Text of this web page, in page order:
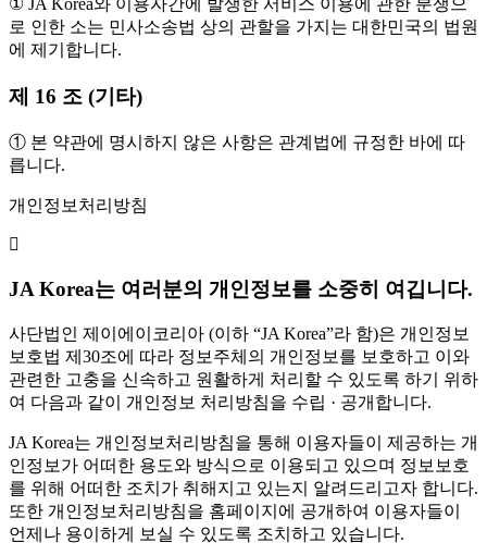
① JA Korea와 이용자간에 발생한 서비스 이용에 관한 분쟁으
로 인한 소는 민사소송법 상의 관할을 가지는 대한민국의 법원
에 제기합니다.
제 16 조 (기타)
① 본 약관에 명시하지 않은 사항은 관계법에 규정한 바에 따
릅니다.
개인정보처리방침
JA Korea는 여러분의 개인정보를 소중히 여깁니다.
사단법인 제이에이코리아 (이하 “JA Korea”라 함)은 개인정보
보호법 제30조에 따라 정보주체의 개인정보를 보호하고 이와
관련한 고충을 신속하고 원활하게 처리할 수 있도록 하기 위하
여 다음과 같이 개인정보 처리방침을 수립 · 공개합니다.
JA Korea는 개인정보처리방침을 통해 이용자들이 제공하는 개
인정보가 어떠한 용도와 방식으로 이용되고 있으며 정보보호
를 위해 어떠한 조치가 취해지고 있는지 알려드리고자 합니다.
또한 개인정보처리방침을 홈페이지에 공개하여 이용자들이
언제나 용이하게 보실 수 있도록 조치하고 있습니다.